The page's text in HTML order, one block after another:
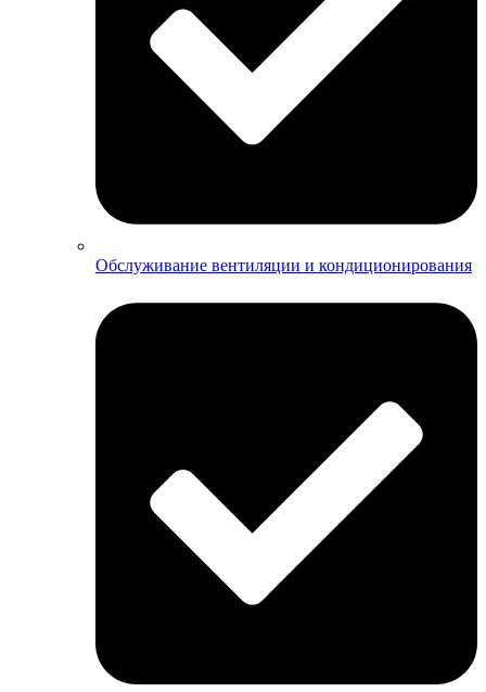
Обслуживание вентиляции и кондиционирования